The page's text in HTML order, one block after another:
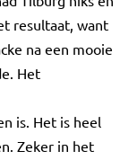
resultaat, want
na een mooie
Het
is. Het is heel
Zeker in het